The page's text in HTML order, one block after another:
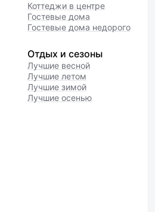
Коттеджи в центре
Гостевые дома
Гостевые дома недорого
Отдых и сезоны
Лучшие весной
Лучшие летом
Лучшие зимой
Лучшие осенью